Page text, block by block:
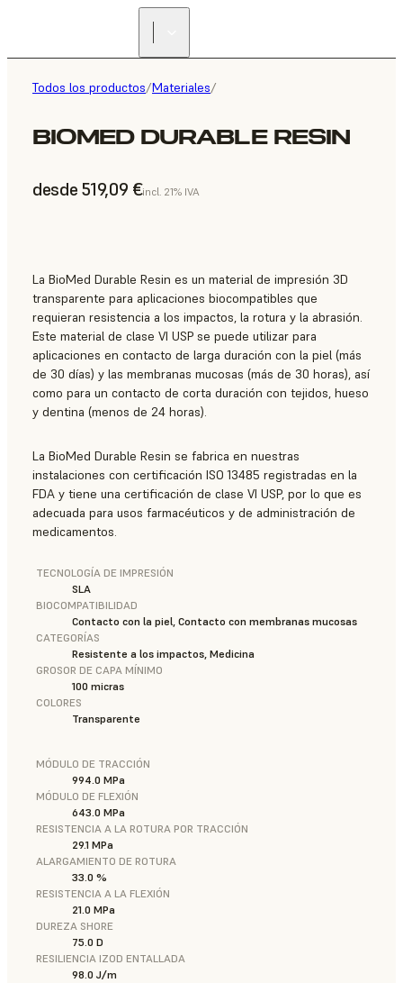
Todos los productos/Materiales/
BIOMED DURABLE RESIN
desde 519,09 €incl. 21% IVA
La BioMed Durable Resin es un material de impresión 3D
transparente para aplicaciones biocompatibles que
requieran resistencia a los impactos, la rotura y la abrasión.
Este material de clase VI USP se puede utilizar para
aplicaciones en contacto de larga duración con la piel (más
de 30 días) y las membranas mucosas (más de 30 horas), así
como para un contacto de corta duración con tejidos, hueso
y dentina (menos de 24 horas).
La BioMed Durable Resin se fabrica en nuestras
instalaciones con certificación ISO 13485 registradas en la
FDA y tiene una certificación de clase VI USP, por lo que es
adecuada para usos farmacéuticos y de administración de
medicamentos.
TECNOLOGÍA DE IMPRESIÓN
SLA
BIOCOMPATIBILIDAD
Contacto con la piel, Contacto con membranas mucosas
CATEGORÍAS
Resistente a los impactos, Medicina
GROSOR DE CAPA MÍNIMO
100 micras
COLORES
Transparente
MÓDULO DE TRACCIÓN
994.0 MPa
MÓDULO DE FLEXIÓN
643.0 MPa
RESISTENCIA A LA ROTURA POR TRACCIÓN
29.1 MPa
ALARGAMIENTO DE ROTURA
33.0 %
RESISTENCIA A LA FLEXIÓN
21.0 MPa
DUREZA SHORE
75.0 D
RESILIENCIA IZOD ENTALLADA
98.0 J/m